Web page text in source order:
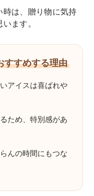
は、贈り物に気持
ます。
すすめする理由
アイスは喜ばれや
ため、特別感があ
んの時間にもつな